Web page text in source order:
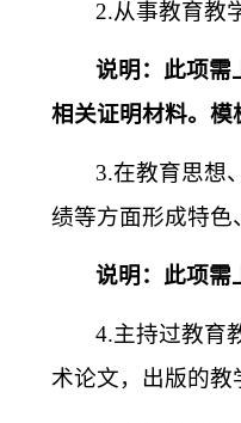
2.从事教育教
说明：此项需
相关证明材料。模
3.在教育思想
绩等方面形成特色
说明：此项需
4.主持过教育
术论文，出版的教